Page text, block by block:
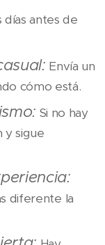
días antes de
Envía un
cómo está.
Si no hay
y sigue
diferente la